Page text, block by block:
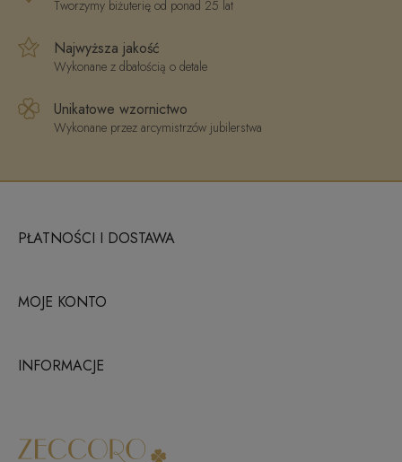
Tworzymy biżuterię od ponad 25 lat
Najwyższa jakość
Wykonane z dbałością o detale
Unikatowe wzornictwo
Wykonane przez arcymistrzów jubilerstwa
PŁATNOŚCI I DOSTAWA
MOJE KONTO
INFORMACJE